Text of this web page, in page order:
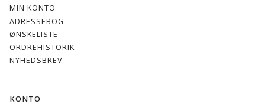
MIN KONTO
ADRESSEBOG
ØNSKELISTE
ORDREHISTORIK
NYHEDSBREV
KONTO